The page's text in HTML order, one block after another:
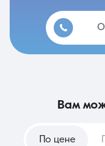
вам
По цене